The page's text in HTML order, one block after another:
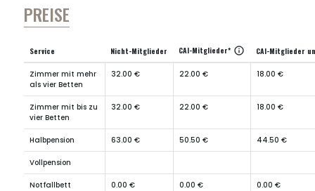
PREISE
Service Nicht-Mitglieder CAI-Mitglieder* info CAI-Mitglieder
Zimmer mit mehr
als vier Betten
32.00 € 22.00 € 18.00 €
Zimmer mit bis zu
vier Betten
32.00 € 22.00 € 18.00 €
Halbpension 63.00 € 50.50 € 44.50 €
Vollpension
Notfallbett 0.00 € 0.00 € 0.00 €